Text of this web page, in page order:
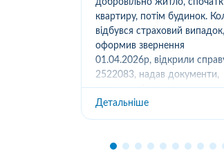
добровільно житло,
квартиру, потім будинок.
відбувся страховий випадок,
оформив звернення
01.04.2026р, відкрили
2522083, надав документи,
отримав підтвердження
отримання, взяли в роботу. 2
місяці жодного
Детальніше